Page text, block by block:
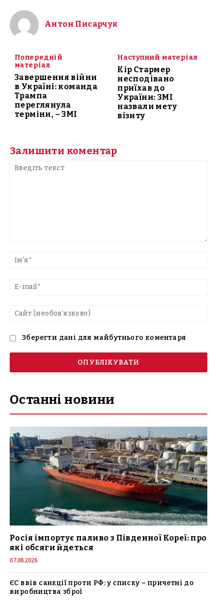
Антон Писарчук
Попередній
матеріал
Завершення війни
в Україні: команда
Трампа
переглянула
терміни, – ЗМІ
Наступний матеріал
Кір Стармер
несподівано
приїхав до
України: ЗМІ
назвали мету
візиту
Залишити коментар
текст
Зберегти дані для майбутнього коментаря
Останні новини
Росія імпортує паливо з Південної Кореї: про
які обсяги йдеться
07.08.2026
ЄС ввів санкції проти РФ: у списку – причетні до
виробництва зброї